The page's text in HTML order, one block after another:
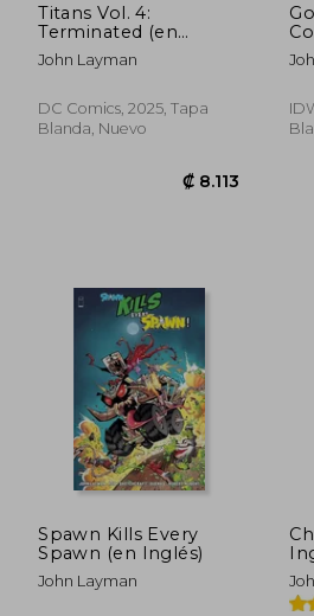
Titans Vol. 4:
Terminated (en
Inglés)
John Layman
DC Comics, 2025, Tapa
Blanda, Nuevo
₡ 8.113
Spawn Kills Every
Spawn (en Inglés)
John Layman